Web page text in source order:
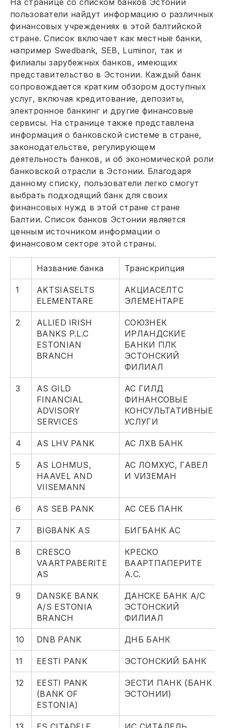
На странице со списком банков Эстонии
пользователи найдут информацию о различных
финансовых учреждениях в этой балтийской
стране. Список включает как местные банки,
например Swedbank, SEB, Luminor, так и
филиалы зарубежных банков, имеющих
представительство в Эстонии. Каждый банк
сопровождается кратким обзором доступных
услуг, включая кредитование, депозиты,
электронное банкинг и другие финансовые
сервисы. На странице также представлена
информация о банковской системе в стране,
законодательстве, регулирующем
деятельность банков, и об экономической роли
банковской отрасли в Эстонии. Благодаря
данному списку, пользователи легко смогут
выбрать подходящий банк для своих
финансовых нужд в этой стране стране
Балтии. Список банков Эстонии является
ценным источником информации о
финансовом секторе этой страны.
Название банка Транскрипция
1
AKTSIASELTS
ELEMENTARE
АКЦИАСЕЛТС
ЭЛЕМЕНТАРЕ
2
ALLIED IRISH
BANKS P.L.C
ESTONIAN
BRANCH
СОЮЗНЕК
ИРЛАНДСКИЕ
БАНКИ ПЛК
ЭСТОНСКИЙ
ФИЛИАЛ
3
AS GILD
FINANCIAL
ADVISORY
SERVICES
АС ГИЛД
ФИНАНСОВЫЕ
КОНСУЛЬТАТИВНЫЕ
УСЛУГИ
4 AS LHV PANK АС ЛХВ БАНК
5
AS LOHMUS,
HAAVEL AND
VIISEMANN
АС ЛОМХУС, ГАВЕЛ
И VИЗЕМАН
6 AS SEB PANK АС СЕБ ПАНК
7 BIGBANK AS БИГБАНК АС
8
CRESCO
VAARTPABERITE
AS
КРЕСКО
ВААРТПАПЕРИТЕ
А.С.
9
DANSKE BANK
A/S ESTONIA
BRANCH
ДАНСКЕ БАНК А/С
ЭСТОНСКИЙ
ФИЛИАЛ
10 DNB PANK ДНБ БАНК
11 EESTI PANK ЭСТОНСКИЙ БАНК
12
EESTI PANK
(BANK OF
ESTONIA)
ЭЕСТИ ПАНК (БАНК
ЭСТОНИИ)